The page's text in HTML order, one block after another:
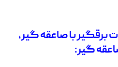
برقگیر با صاعقه گیر،
گیر: